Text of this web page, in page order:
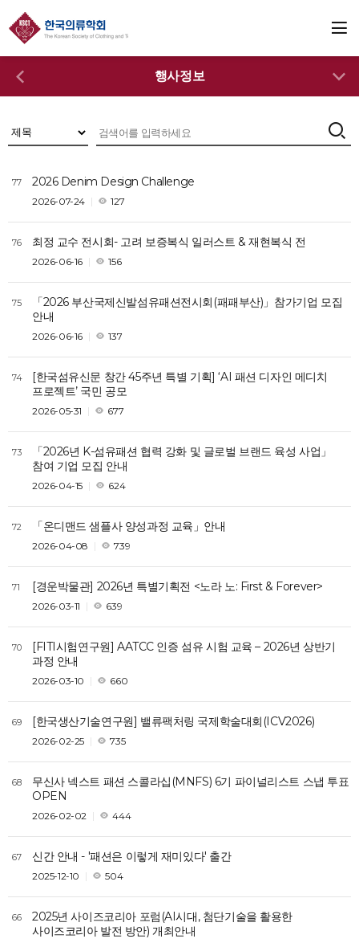
행사정보
77 2026 Denim Design Challenge
2026-07-24 127
76 최정 교수 전시회- 고려 보증복식 일러스트 & 재현복식 전
2026-06-16 156
75
「2026 부산국제신발섬유패션전시회(패패부산)」참가기업 모집
안내
2026-06-16 137
74
[한국섬유신문 창간 45주년 특별 기획] ‘AI 패션 디자인 메디치
프로젝트’ 국민 공모
2026-05-31 677
73
「2026년 K-섬유패션 협력 강화 및 글로벌 브랜드 육성 사업」
참여 기업 모집 안내
2026-04-15 624
72 「온디맨드 샘플사 양성과정 교육」안내
2026-04-08 739
71 [경운박물관] 2026년 특별기획전 <노라 노: First & Forever>
2026-03-11 639
70
[FITI시험연구원] AATCC 인증 섬유 시험 교육 – 2026년 상반기
과정 안내
2026-03-10 660
69 [한국생산기술연구원] 밸류팩처링 국제학술대회(ICV2026)
2026-02-25 735
68
무신사 넥스트 패션 스콜라십(MNFS) 6기 파이널리스트 스냅 투표
OPEN
2026-02-02 444
67 신간 안내 - '패션은 이렇게 재미있다' 출간
2025-12-10 504
66
2025년 사이즈코리아 포럼(AI시대, 첨단기술을 활용한
사이즈코리아 발전 방안) 개최안내